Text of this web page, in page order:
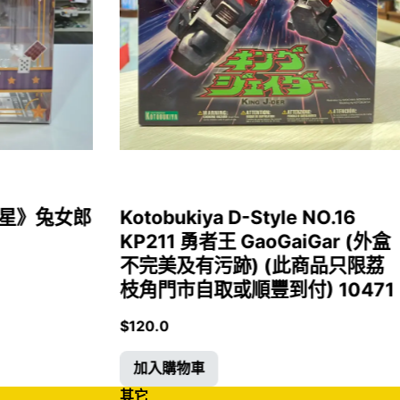
》兔女郎
Kotobukiya D-Style NO.16
KP211 勇者王 GaoGaiGar (外盒
不完美及有污跡) (此商品只限荔
枝角門市自取或順豐到付) 10471
$120.0
加入購物車
其它